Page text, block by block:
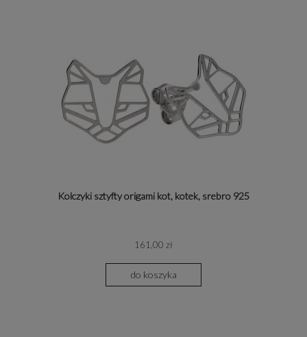
Kolczyki sztyfty origami kot, kotek, srebro 925
161,00 zł
do koszyka